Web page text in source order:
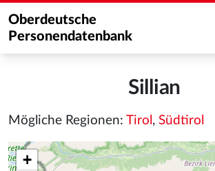
Oberdeutsche
Personendatenbank
Sillian
Mögliche Regionen: Tirol , Südtirol
+